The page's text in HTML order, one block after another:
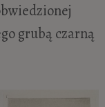
grubą czarną